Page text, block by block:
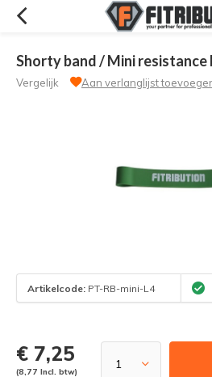
Shorty band / Mini resistance
Vergelijk Aan verlanglijst
Artikelcode: PT-RB-mini-L4
€ 7,25
(8,77 Incl. btw)